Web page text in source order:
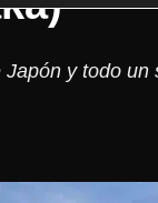
y todo